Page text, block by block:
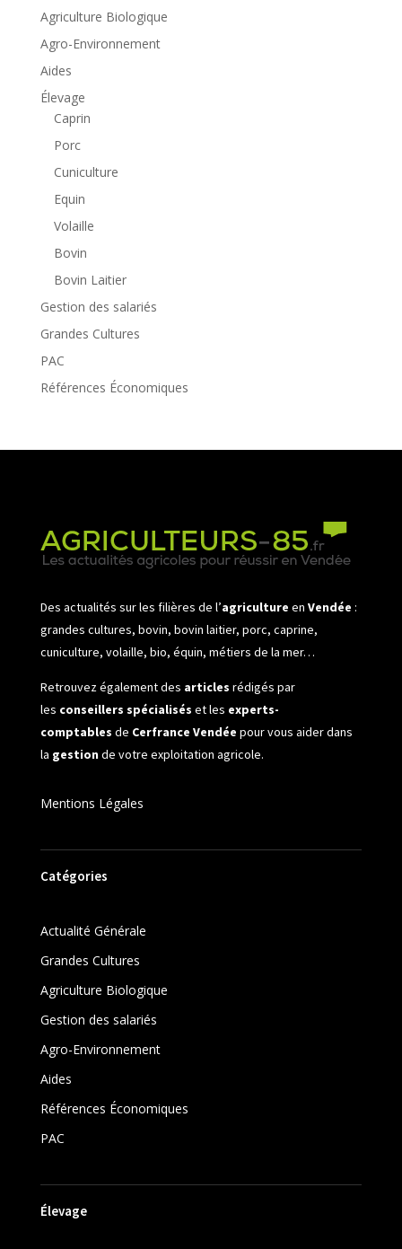
Agriculture Biologique
Agro-Environnement
Aides
Élevage
Caprin
Porc
Cuniculture
Equin
Volaille
Bovin
Bovin Laitier
Gestion des salariés
Grandes Cultures
PAC
Références Économiques
Des actualités sur les filières de l’agriculture en Vendée :
grandes cultures, bovin, bovin laitier, porc, caprine,
cuniculture, volaille, bio, équin, métiers de la mer…
Retrouvez également des articles rédigés par
les conseillers spécialisés et les experts-
comptables de Cerfrance Vendée pour vous aider dans
la gestionde votre exploitation agricole.
Mentions Légales
Catégories
Actualité Générale
Grandes Cultures
Agriculture Biologique
Gestion des salariés
Agro-Environnement
Aides
Références Économiques
PAC
Élevage